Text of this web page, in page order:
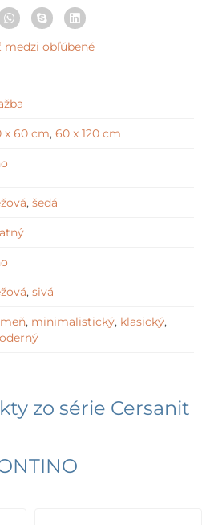
medzi obľúbené
x 60 cm, 60 x 120 cm
, šedá
, sivá
, minimalistický, klasický,
zo série Cersanit